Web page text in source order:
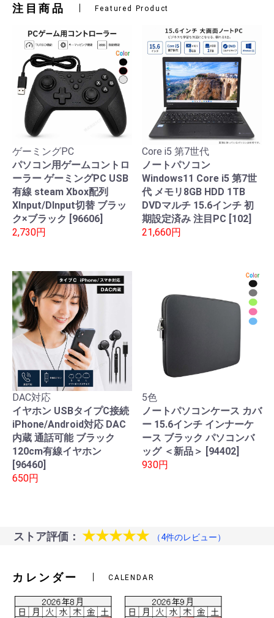
注目商品 Featured Product
ゲーミングPC
パソコン用ゲームコントロ
ーラー ゲーミングPC USB
有線 steam Xbox配列
XInput/DInput切替 ブラッ
ク×ブラック [96606]
2,730円
Core i5 第7世代
ノートパソコン
Windows11 Core i5 第7世
代 メモリ8GB HDD 1TB
DVDマルチ 15.6インチ 初
期設定済み 注目PC [102]
21,660円
DAC対応
イヤホン USBタイプC接続
iPhone/Android対応 DAC
内蔵 通話可能 ブラック
120cm有線イヤホン
[96460]
650円
5色
ノートパソコンケース カバ
ー 15.6インチ インナーケ
ース ブラック パソコンバ
ッグ ＜新品＞ [94402]
930円
ストア評価： ★★★★★ （4件のレビュー）
カレンダー CALENDAR